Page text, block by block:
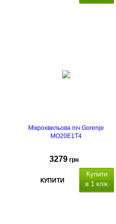
Мікрохвильова піч Gorenje
MO20E1T4
3279 грн
КУПИТИ
Купити
в 1 клік